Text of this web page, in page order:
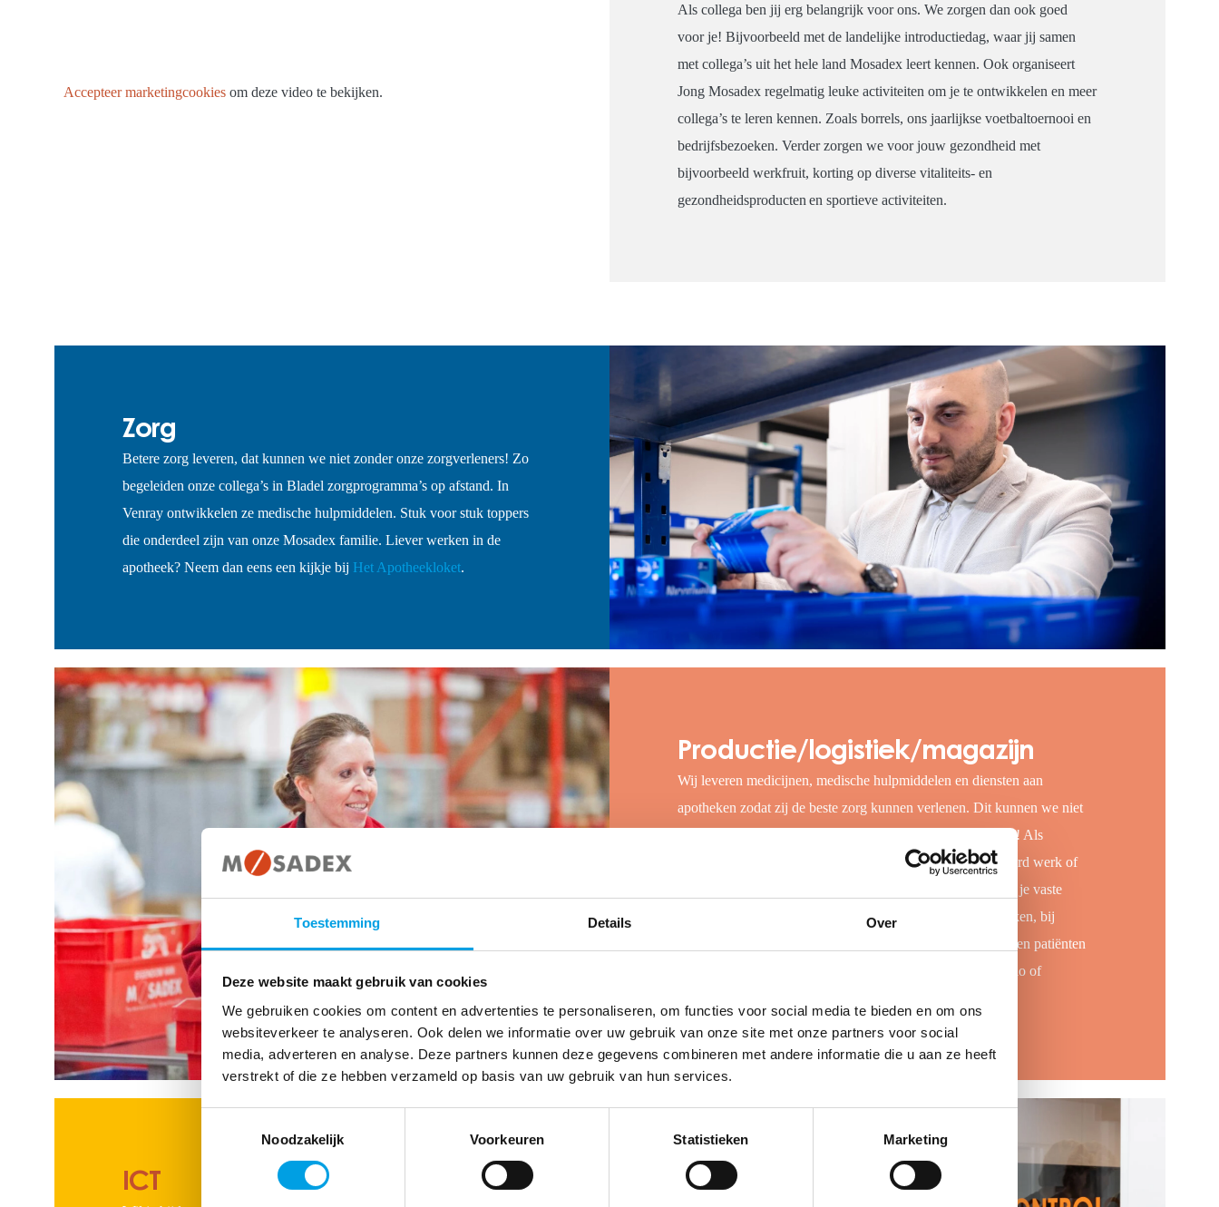
Toestemming Details Over
Deze website maakt gebruik van cookies
We gebruiken cookies om content en advertenties te personaliseren, om functies voor social media te bieden en om ons
websiteverkeer te analyseren. Ook delen we informatie over uw gebruik van onze site met onze partners voor social
media, adverteren en analyse. Deze partners kunnen deze gegevens combineren met andere informatie die u aan ze heeft
verstrekt of die ze hebben verzameld op basis van uw gebruik van hun services.
Noodzakelijk
Voorkeuren Statistieken Marketing
Accepteer marketingcookiesom deze video te bekijken.
Als collega ben jij erg belangrijk voor ons. We zorgen dan ook goed
voor je! Bijvoorbeeld met de landelijke introductiedag, waar jij samen
met collega’s uit het hele land Mosadex leert kennen. Ook organiseert
Jong Mosadex regelmatig leuke activiteiten om je te ontwikkelen en meer
collega’s te leren kennen. Zoals borrels, ons jaarlijkse voetbaltoernooi en
bedrijfsbezoeken. Verder zorgen we voor jouw gezondheid met
bijvoorbeeld werkfruit, korting op diverse vitaliteits- en
gezondheidsproducten en sportieve activiteiten.
Zorg
Betere zorg leveren, dat kunnen we niet zonder onze zorgverleners! Zo
begeleiden onze collega’s in Bladel zorgprogramma’s op afstand. In
Venray ontwikkelen ze medische hulpmiddelen. Stuk voor stuk toppers
die onderdeel zijn van onze Mosadex familie. Liever werken in de
apotheek? Neem dan eens een kijkje bij Het Apotheekloket.
Productie/logistiek/magazijn
Wij leveren medicijnen, medische hulpmiddelen en diensten aan
apotheken zodat zij de beste zorg kunnen verlenen. Dit kunnen we niet
zonder de kanjers in de productie, logistiek en het magazijn! Als
medewerker heb je bij ons veel keus. Doe je graag gevarieerd werk of
liever elke dag hetzelfde? Houd je van flexibele uren of wil je vaste
werktijden? Of je nu een bijbaan zoekt of fulltime wilt werken, bij
Mosadex kan het! Zo draag je bij aan de zorg voor 11 miljoen patiënten
in Nederland. Je kunt aan de slag in: Leiden, Elsloo, Borculo of
ICT